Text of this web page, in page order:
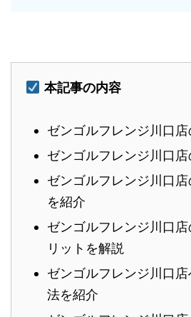
本記事の内容
ゼンゴルフレンジ川口
ゼンゴルフレンジ川口
ゼンゴルフレンジ川口店
を紹介
ゼンゴルフレンジ川口
リットを解説
ゼンゴルフレンジ川口
法を紹介